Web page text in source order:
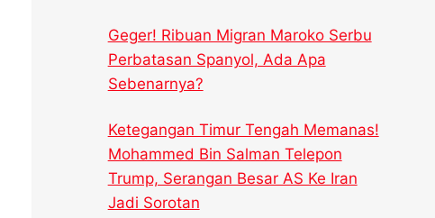
Geger! Ribuan Migran Maroko Serbu
Perbatasan Spanyol, Ada Apa
Sebenarnya?
Ketegangan Timur Tengah Memanas!
Mohammed Bin Salman Telepon
Trump, Serangan Besar AS Ke Iran
Jadi Sorotan